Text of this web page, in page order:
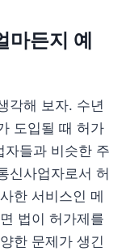
마든지 예
각해 보자. 수년
도입될 때 허가
자들과 비슷한 주
신사업자로서 허
한 서비스인 메
법이 허가제를
한 문제가 생긴